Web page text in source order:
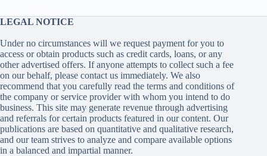
LEGAL NOTICE
Under no circumstances will we request payment for you to
access or obtain products such as credit cards, loans, or any
other advertised offers. If anyone attempts to collect such a fee
on our behalf, please contact us immediately. We also
recommend that you carefully read the terms and conditions of
the company or service provider with whom you intend to do
business. This site may generate revenue through advertising
and referrals for certain products featured in our content. Our
publications are based on quantitative and qualitative research,
and our team strives to analyze and compare available options
in a balanced and impartial manner.